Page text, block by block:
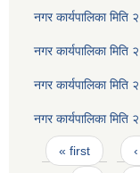
नगर कार्यपालिका
नगर कार्यपालिका
नगर कार्यपालिका
नगर कार्यपालिका
Pages
« first